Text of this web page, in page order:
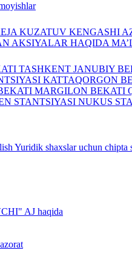
KUZATUV KENGASHI
AKSIYALAR HAQIDA
TASHKENT JANUBIY
KATTAQORGON
MARGILON BEKATI
STANTSIYASI NUKUS
Yuridik shaxslar uchun chipta
AJ haqida